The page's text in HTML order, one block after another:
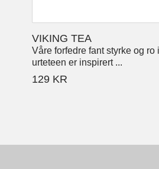
VIKING TEA
Våre forfedre fant styrke og ro
urteteen er inspirert ...
129 KR